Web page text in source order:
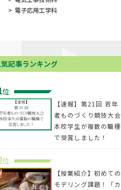
> 電子応用工学科
気記事ランキング
位
【速報】第21回 若年
者ものづくり競技大会
本校学生が複数の職種
で受賞しました！
位
【授業紹介】初めての
モデリング課題！「カ